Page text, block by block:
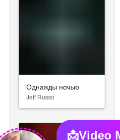
Однажды ночью
Jeff Russo